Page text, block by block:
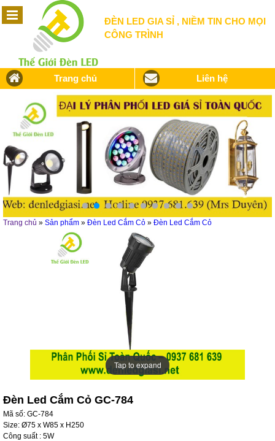
ĐÈN LED GIA SỈ , NIỀM TIN CHO MỌI
CÔNG TRÌNH
Trang chủ Liên hệ
Trang chủ » Sản phẩm » Đèn Led Cắm Cỏ » Đèn Led Cắm Cỏ
Tap to expand
Tap to expand
Đèn Led Cắm Cỏ GC-784
Mã số: GC-784
Size: Ø75 x W85 x H250
Công suất : 5W